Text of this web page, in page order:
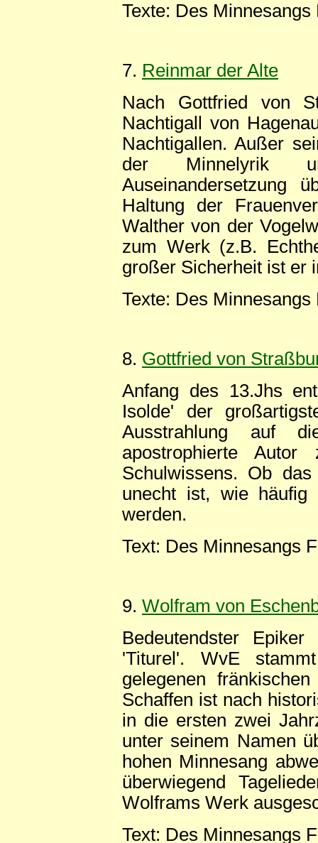
Texte: Des
7. Reinmar der Alte
Nach Gottfried von
Nachtigall von
Nachtigallen. Außer
der Minnelyrik
Auseinandersetzung
Haltung der
Walther von der
zum Werk (z.B.
großer Sicherheit ist er
Texte: Des
8. Gottfried von
Anfang des 13.Jhs
Isolde' der
Ausstrahlung auf
apostrophierte
Schulwissens. Ob
unecht ist, wie häufig
werden.
Text: Des Minnesangs
9. Wolfram von
Bedeutendster
'Titurel'. WvE
gelegenen
Schaffen ist nach
in die ersten zwei
unter seinem Namen
hohen Minnesang
überwiegend
Wolframs Werk
Text: Des Minnesangs